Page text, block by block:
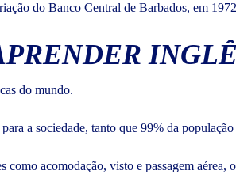
do Banco Central de Barbados, em
do mundo.
a sociedade, tanto que 99% da população
acomodação, visto e passagem aérea,